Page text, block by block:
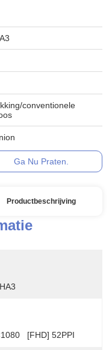
conventionele
Ga Nu Praten.
Productbeschrijving
[FHD] 52PPI